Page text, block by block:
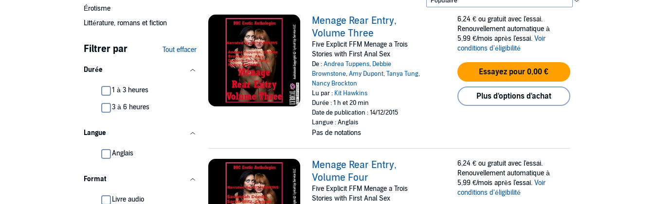
Érotisme
Littérature, romans et fiction
Filtrer par Tout effacer
Durée
1 à 3 heures
3 à 6 heures
Langue
Anglais
Format
Livre audio
Menage Rear Entry,
Volume Three
Five Explicit FFM Menage a Trois
Stories with First Anal Sex
De :Andrea Tuppens, Debbie
Brownstone,Amy Dupont,Tanya Tung,
Nancy Brockton
Lu par : Kit Hawkins
Durée : 1 h et 20 min
Date de publication : 14/12/2015
Langue : Anglais
Pas de notations
6,24 € ou gratuit avec l'essai.
Renouvellement automatique à
5,99 €/mois après l'essai. Voir
conditions d'éligibilité
Essayez pour 0,00 €
Plus d'options d'achat
Menage Rear Entry,
Volume Four
Five Explicit FFM Menage a Trois
Stories with First Anal Sex
6,24 € ou gratuit avec l'essai.
Renouvellement automatique à
5,99 €/mois après l'essai. Voir
conditions d'éligibilité